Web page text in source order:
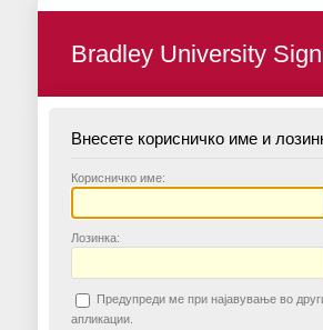
Bradley University
Внесете корисничко име и
Корисничко име:
Лозинка:
Предупреди ме при најавување во
апликации.